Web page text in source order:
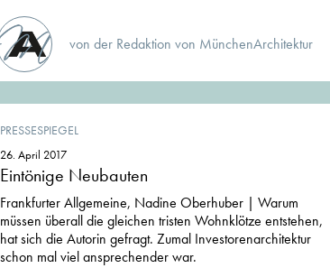
von der Redaktion von MünchenArchitektur
PRESSESPIEGEL
26. April 2017
Eintönige Neubauten
Frankfurter Allgemeine, Nadine Oberhuber | Warum
müssen überall die gleichen tristen Wohnklötze entstehen,
hat sich die Autorin gefragt. Zumal Investorenarchitektur
schon mal viel ansprechender war.